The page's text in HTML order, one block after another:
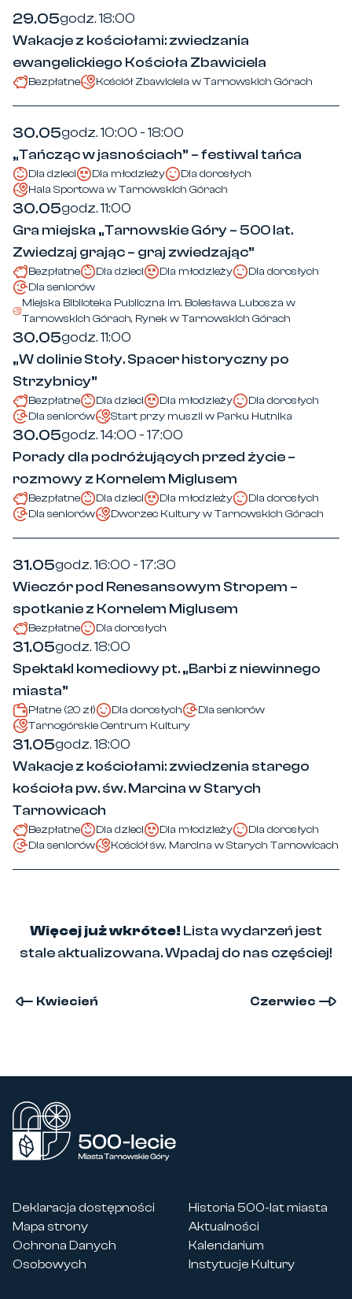
29.05godz. 18:00
Wakacje z kościołami: zwiedzania
ewangelickiego Kościoła Zbawiciela
Bezpłatne Kościół Zbawiciela w Tarnowskich Górach
30.05godz. 10:00 - 18:00
„Tańcząc w jasnościach” – festiwal tańca
Dla dzieci Dla młodzieży
Dla dorosłych
Hala Sportowa w Tarnowskich Górach
30.05godz. 11:00
Gra miejska „Tarnowskie Góry – 500 lat.
Zwiedzaj grając – graj zwiedzając”
Bezpłatne Dla dzieci Dla młodzieży
Dla dorosłych
Dla seniorów
Miejska Biblioteka Publiczna im. Bolesława Lubosza w
Tarnowskich Górach, Rynek w Tarnowskich Górach
30.05godz. 11:00
„W dolinie Stoły. Spacer historyczny po
Strzybnicy”
Bezpłatne Dla dzieci Dla młodzieży
Dla dorosłych
Dla seniorów
Start przy muszli w Parku Hutnika
30.05godz. 14:00 - 17:00
Porady dla podróżujących przed życie –
rozmowy z Kornelem Miglusem
Bezpłatne Dla dzieci Dla młodzieży
Dla dorosłych
Dla seniorów
Dworzec Kultury w Tarnowskich Górach
31.05godz. 16:00 - 17:30
Wieczór pod Renesansowym Stropem –
spotkanie z Kornelem Miglusem
Bezpłatne Dla dorosłych
31.05godz. 18:00
Spektakl komediowy pt. „Barbi z niewinnego
miasta”
Płatne (20 zł) Dla dorosłych
Dla seniorów
Tarnogórskie Centrum Kultury
31.05godz. 18:00
Wakacje z kościołami: zwiedzenia starego
kościoła pw. św. Marcina w Starych
Tarnowicach
Bezpłatne Dla dzieci Dla młodzieży
Dla dorosłych
Dla seniorów
Kościół św. Marcina w Starych Tarnowicach
Więcej już wkrótce! Lista wydarzeń jest
stale aktualizowana. Wpadaj do nas częściej!
Kwiecień Czerwiec
500-lecie Miasta Tarnowskie Góry
Deklaracja dostępności
Mapa strony
Ochrona Danych
Osobowych
Historia 500-lat miasta
Aktualności
Kalendarium
Instytucje Kultury